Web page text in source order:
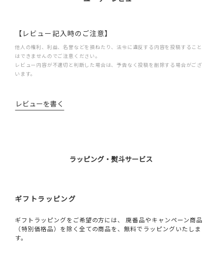
【レビュー記入時のご注意】
他人の権利、利益、名誉などを損ねたり、法令に違反する内容を投稿すること
はできませんのでご注意ください。
レビュー内容が不適切と判断した場合は、予告なく投稿を削除する場合がござ
います。
レビューを書く
ラッピング・熨斗サービス
ギフトラッピング
ギフトラッピングをご希望の方には、 廃番品やキャンペーン商品
（特別価格品）を除く全ての商品を、無料でラッピングいたしま
す。